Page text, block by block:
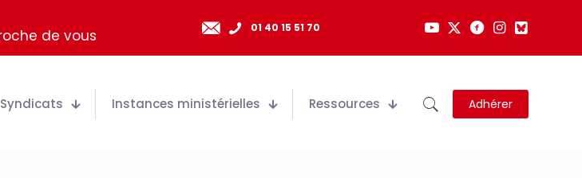
de vous
01 40 15 51 70
Syndicats Instances ministérielles Ressources Adhérer